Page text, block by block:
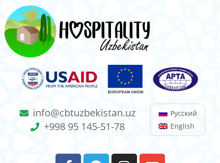
info@cbtuzbekistan.uz
+998 95 145-51-78
Русский
English